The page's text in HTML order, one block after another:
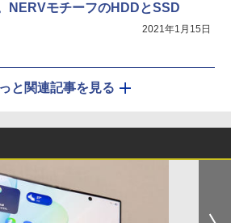
NERVモチーフのHDDとSSD
2021年1月15日
と関連記事を見る